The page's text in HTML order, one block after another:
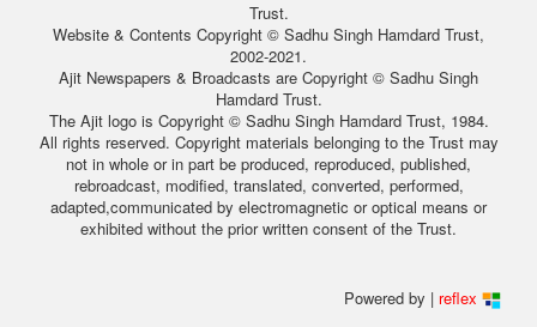
Trust.
Website & Contents Copyright © Sadhu Singh Hamdard Trust,
2002-2021.
Ajit Newspapers & Broadcasts are Copyright © Sadhu Singh
Hamdard Trust.
The Ajit logo is Copyright © Sadhu Singh Hamdard Trust, 1984.
All rights reserved. Copyright materials belonging to the Trust may
not in whole or in part be produced, reproduced, published,
rebroadcast, modified, translated, converted, performed,
adapted,communicated by electromagnetic or optical means or
exhibited without the prior written consent of the Trust.
Powered by | reflex